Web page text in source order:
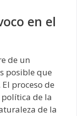
en el
de un
posible que
proceso de
de la
de la